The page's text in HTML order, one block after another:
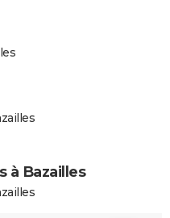
à Bazailles